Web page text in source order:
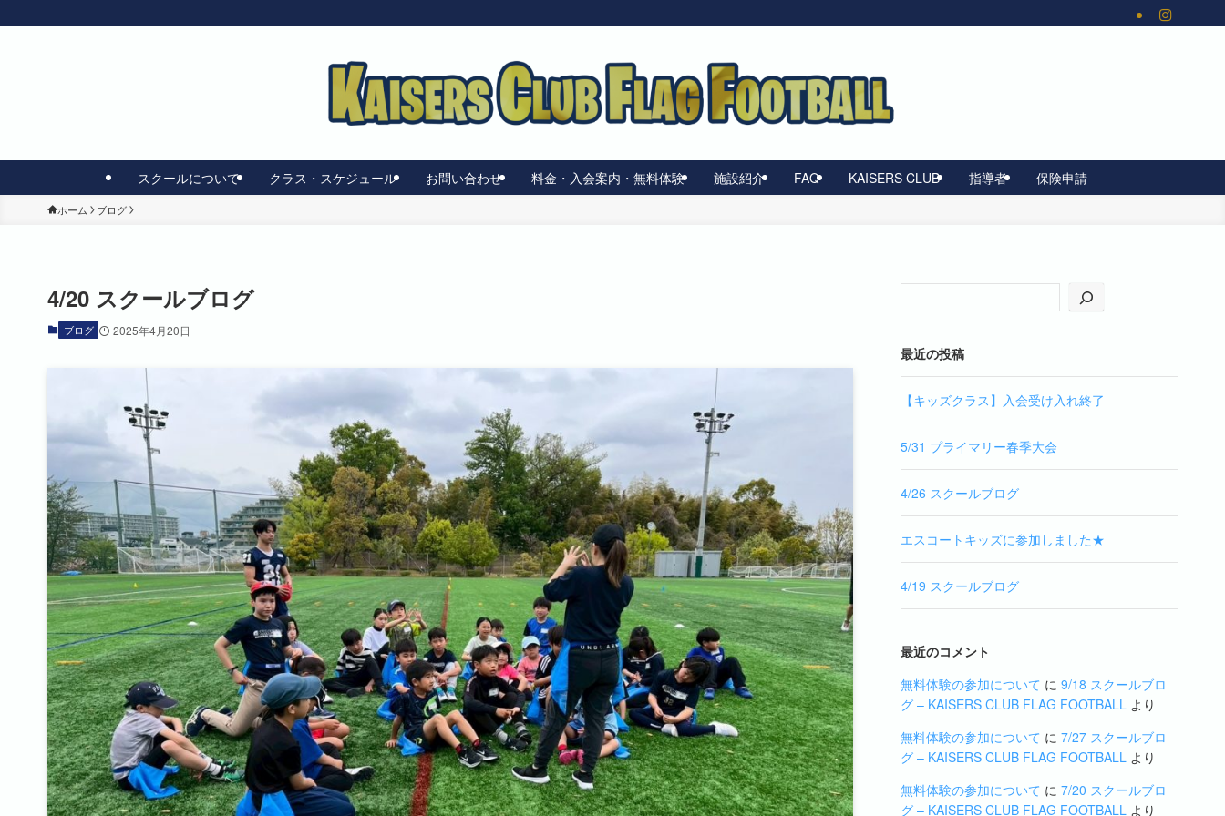
スクールについて クラス・スケジュール お問い合わせ 料金・入会案内・無料体験 施設紹介 FAQ KAISERS CLUB 指導者 保険申請
ホーム ブログ
4/20 スクールブログ
ブログ 2025年4月20日
最近の投稿
【キッズクラス】入会受け入れ終了
5/31 プライマリー春季大会
4/26 スクールブログ
エスコートキッズに参加しました★
4/19 スクールブログ
最近のコメント
無料体験の参加について に 9/18 スクールブロ
グ – KAISERS CLUB FLAG FOOTBALL より
無料体験の参加について に 7/27 スクールブロ
グ – KAISERS CLUB FLAG FOOTBALL より
無料体験の参加について に 7/20 スクールブロ
グ – KAISERS CLUB FLAG FOOTBALL より